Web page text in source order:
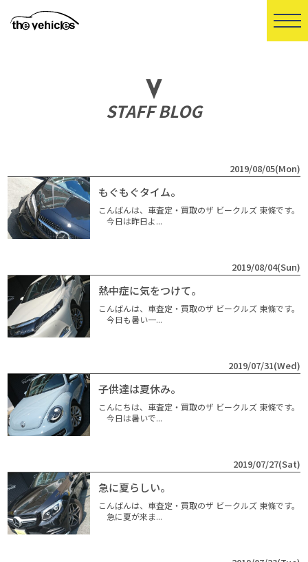
STAFF BLOG
2019/08/05(Mon)
もぐもぐタイム。
こんばんは、車査定・買取のザ ビークルズ 東條です。
今日は昨日よ...
2019/08/04(Sun)
熱中症に気をつけて。
こんばんは、車査定・買取のザ ビークルズ 東條です。
今日も暑い一...
2019/07/31(Wed)
子供達は夏休み。
こんにちは、車査定・買取のザ ビークルズ 東條です。
今日は暑いで...
2019/07/27(Sat)
急に夏らしい。
こんばんは、車査定・買取のザ ビークルズ 東條です。
急に夏が来ま...